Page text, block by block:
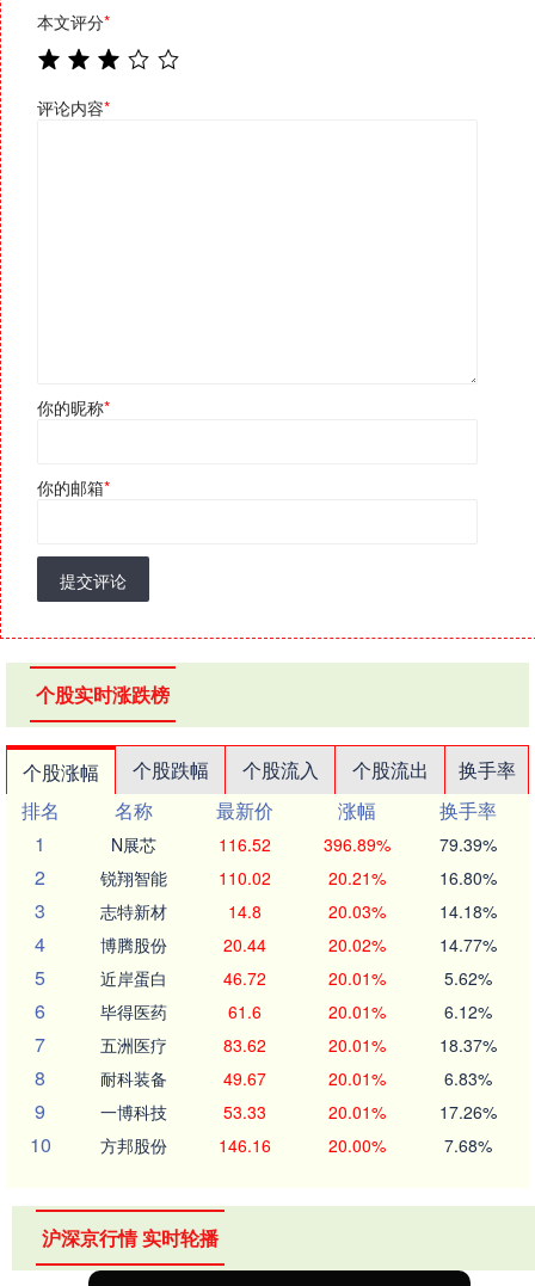
本文评分*
评论内容*
你的昵称*
你的邮箱*
提交评论
个股实时涨跌榜
个股涨幅 个股跌幅 个股流入 个股流出
换手率
排名
名称 最新价 涨幅
换手率
1
N展芯 116.52 396.89% 79.39%
2 锐翔智能 110.02 20.21% 16.80%
3 志特新材 14.8 20.03% 14.18%
4 博腾股份 20.44 20.02% 14.77%
5 近岸蛋白 46.72 20.01% 5.62%
6 毕得医药 61.6 20.01% 6.12%
7 五洲医疗 83.62 20.01% 18.37%
8 耐科装备 49.67 20.01% 6.83%
9 一博科技 53.33 20.01% 17.26%
10 方邦股份 146.16 20.00% 7.68%
沪深京行情 实时轮播